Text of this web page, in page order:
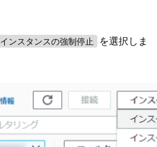
インスタンスの強制停止
を選択しま